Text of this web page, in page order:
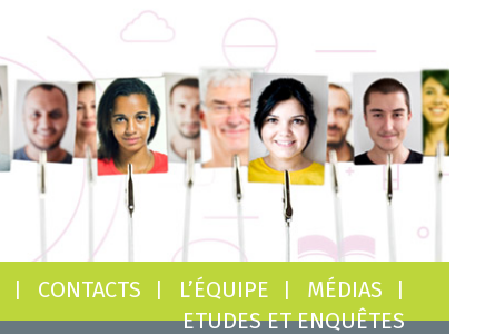
CONTACTS L’ÉQUIPE
MÉDIAS
ETUDES ET ENQUÊTES